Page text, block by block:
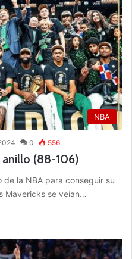
NBA
0 556
anillo (88-106)
la NBA para conseguir su
Mavericks se veían…